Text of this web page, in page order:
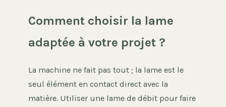
Comment choisir la lame
adaptée à votre projet ?
La machine ne fait pas tout ; la lame est le
seul élément en contact direct avec la
matière. Utiliser une lame de débit pour faire